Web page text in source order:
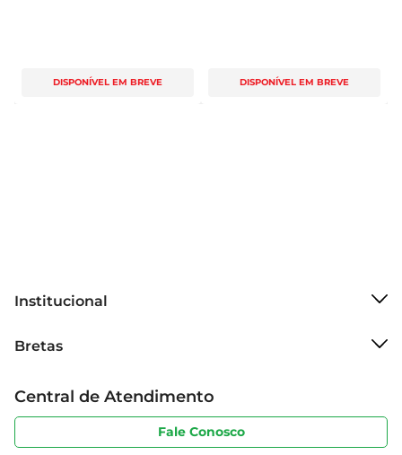
DISPONÍVEL EM BREVE DISPONÍVEL EM BREVE
Institucional
Grupo Cencosud
Sobre privacidade
Portal do fornecedor
Bretas
Produtos Bretas
Código de ética
Serviços
Central de Atendimento
Fale Conosco